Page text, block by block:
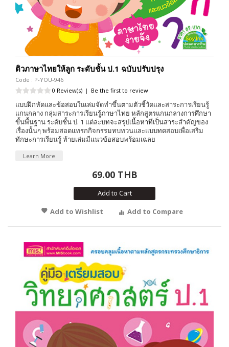
ติวภาษาไทยให้ลูก ระดับชั้น ป.1 ฉบับปรับปรุง
Code : P-YOU-946
0 Review(s) | Be the first to review
แบบฝึกหัดและข้อสอบในเล่มจัดทำขึ้นตามตัวชี้วัดและสาระการเรียนรู้
แกนกลาง กลุ่มสาระการเรียนรู้ภาษาไทย หลักสูตรแกนกลางการศึกษา
ขั้นพื้นฐาน ระดับชั้น ป. 1 แต่ละบทจะสรุปเนื้อหาที่เป็นสาระสำคัญของ
เรื่องนั้นๆ พร้อมสอดแทรกกิจกรรมทบทวนและแบบทดสอบเพื่อเสริม
ทักษะการเรียนรู้ ท้ายเล่มมีแนวข้อสอบพร้อมเฉลย
Learn More
69.00 THB
Add to Cart
Add to Wishlist
Add to Compare